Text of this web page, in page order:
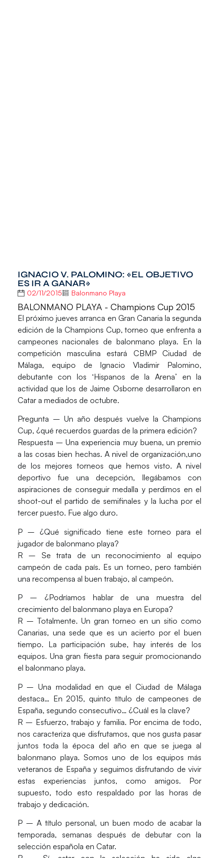
IGNACIO V. PALOMINO: «EL OBJETIVO
ES IR A GANAR»
02/11/2015 Balonmano Playa
BALONMANO PLAYA - Champions Cup 2015
El próximo jueves arranca en Gran Canaria la segunda
edición de la Champions Cup, torneo que enfrenta a
campeones nacionales de balonmano playa. En la
competición masculina estará CBMP Ciudad de
Málaga, equipo de Ignacio Vladimir Palomino,
debutante con los ‘Hispanos de la Arena’ en la
actividad que los de Jaime Osborne desarrollaron en
Catar a mediados de octubre.
Pregunta – Un año después vuelve la Champions
Cup, ¿qué recuerdos guardas de la primera edición?
Respuesta – Una experiencia muy buena, un premio
a las cosas bien hechas. A nivel de organización,uno
de los mejores torneos que hemos visto. A nivel
deportivo fue una decepción, llegábamos con
aspiraciones de conseguir medalla y perdimos en el
shoot-out el partido de semifinales y la lucha por el
tercer puesto. Fue algo duro.
P – ¿Qué significado tiene este torneo para el
jugador de balonmano playa?
R – Se trata de un reconocimiento al equipo
campeón de cada país. Es un torneo, pero también
una recompensa al buen trabajo, al campeón.
P – ¿Podríamos hablar de una muestra del
crecimiento del balonmano playa en Europa?
R – Totalmente. Un gran torneo en un sitio como
Canarias, una sede que es un acierto por el buen
tiempo. La participación sube, hay interés de los
equipos. Una gran fiesta para seguir promocionando
el balonmano playa.
P – Una modalidad en que el Ciudad de Málaga
destaca… En 2015, quinto título de campeones de
España, segundo consecutivo… ¿Cuál es la clave?
R – Esfuerzo, trabajo y familia. Por encima de todo,
nos caracteriza que disfrutamos, que nos gusta pasar
juntos toda la época del año en que se juega al
balonmano playa. Somos uno de los equipos más
veteranos de España y seguimos disfrutando de vivir
estas experiencias juntos, como amigos. Por
supuesto, todo esto respaldado por las horas de
trabajo y dedicación.
P – A título personal, un buen modo de acabar la
temporada, semanas después de debutar con la
selección española en Catar.